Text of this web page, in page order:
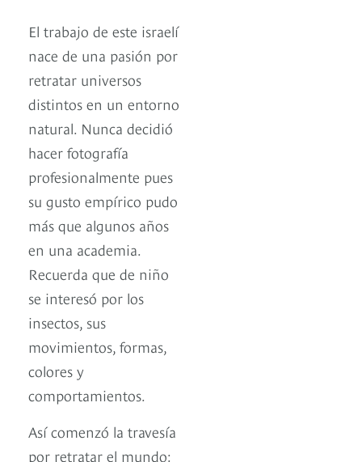
El trabajo de este israelí
nace de una pasión por
retratar universos
distintos en un entorno
natural. Nunca decidió
hacer fotografía
profesionalmente pues
su gusto empírico pudo
más que algunos años
en una academia.
Recuerda que de niño
se interesó por los
insectos, sus
movimientos, formas,
colores y
comportamientos.
Así comenzó la travesía
por retratar el mundo: